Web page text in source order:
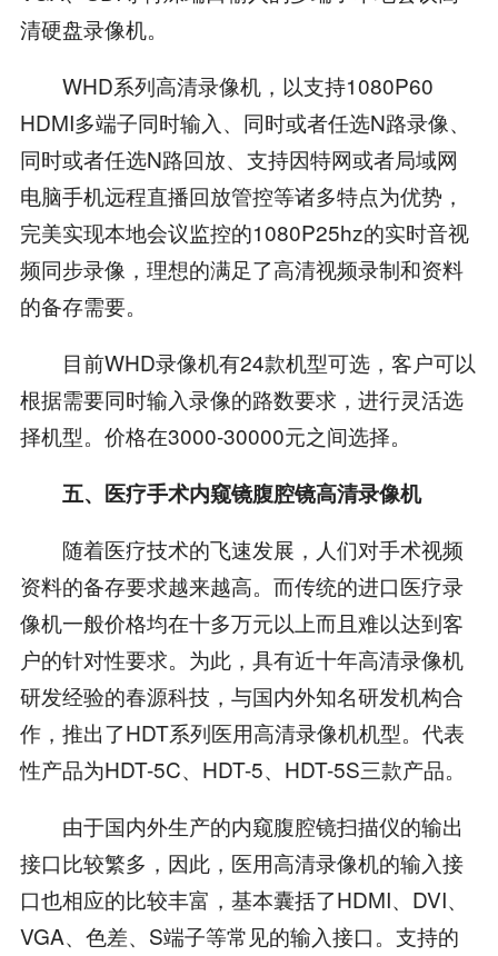
清硬盘录像机。
WHD系列高清录像机，以支持1080P60
HDMI多端子同时输入、同时或者任选N路录像、
同时或者任选N路回放、支持因特网或者局域网
电脑手机远程直播回放管控等诸多特点为优势，
完美实现本地会议监控的1080P25hz的实时音视
频同步录像，理想的满足了高清视频录制和资料
的备存需要。
目前WHD录像机有24款机型可选，客户可以
根据需要同时输入录像的路数要求，进行灵活选
择机型。价格在3000-30000元之间选择。
五、医疗手术内窥镜腹腔镜高清录像机
随着医疗技术的飞速发展，人们对手术视频
资料的备存要求越来越高。而传统的进口医疗录
像机一般价格均在十多万元以上而且难以达到客
户的针对性要求。为此，具有近十年高清录像机
研发经验的春源科技，与国内外知名研发机构合
作，推出了HDT系列医用高清录像机机型。代表
性产品为HDT-5C、HDT-5、HDT-5S三款产品。
由于国内外生产的内窥腹腔镜扫描仪的输出
接口比较繁多，因此，医用高清录像机的输入接
口也相应的比较丰富，基本囊括了HDMI、DVI、
VGA、色差、S端子等常见的输入接口。支持的